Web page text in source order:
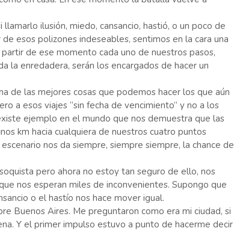
ilusión, miedo, cansancio, hastió, o un poco de
esos polizones indeseables, sentimos en la cara una
de ese momento cada uno de nuestros pasos,
la enredadera, serán los encargados de hacer un
de las mejores cosas que podemos hacer los que aún
a esos viajes “sin fecha de vencimiento” y no a los
ejemplo en el mundo que nos demuestra que las
km hacia cualquiera de nuestros cuatro puntos
nos da siempre, siempre siempre, la chance de
pero ahora no estoy tan seguro de ello, nos
nos esperan miles de inconvenientes. Supongo que
o el hastío nos hace mover igual.
Buenos Aires. Me preguntaron como era mi ciudad, si
Y el primer impulso estuvo a punto de hacerme decir